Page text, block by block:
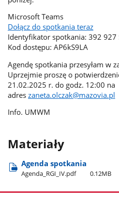
Microsoft Teams
Dołącz do spotkania teraz
Identyfikator spotkania: 392 927
Kod dostępu: AP6kS9LA
Agendę spotkania przesyłam w
Uprzejmie proszę o
21.02.2025 r. do godz. 12:00 na
adres zaneta.olczak@mazovia.pl
Info. UMWM
Materiały
Agenda spotkania
Agenda​_RGI​_IV.pdf 0.12MB